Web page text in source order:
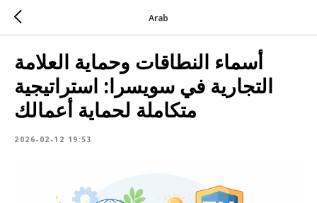
Arab
أسماء النطاقات وحماية العلامة
التجارية في سويسرا: استراتيجية
متكاملة لحماية أعمالك
2026-02-12 19:53